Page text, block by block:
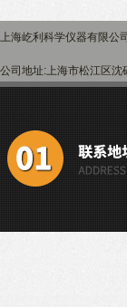
上海屹利科学仪器有限公
公司地址:上海市松江区